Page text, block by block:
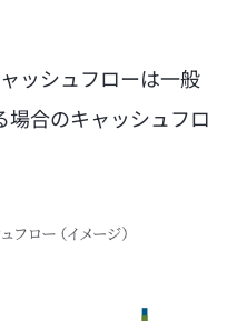
ッシュフローは一般
場合のキャッシュフロ